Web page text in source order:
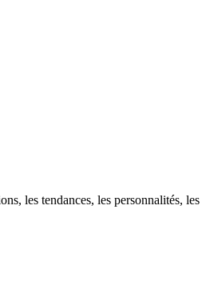
les tendances, les personnalités,